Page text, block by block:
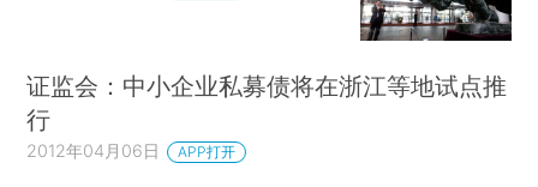
证监会：中小企业私募债将在浙江等地试点推
行
2012年04月06日 APP打开